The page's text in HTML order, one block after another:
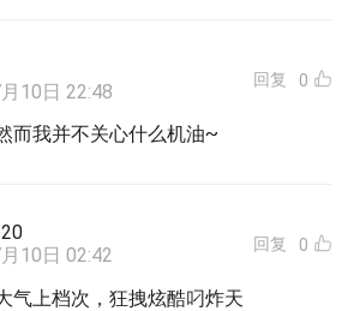
10日 22:48
回复 0
而我并不关心什么机油~
10日 02:42
回复 0
气上档次，狂拽炫酷叼炸天